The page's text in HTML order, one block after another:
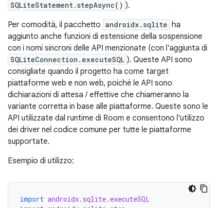
SQLiteStatement.stepAsync() ).
Per comodità, il pacchetto androidx.sqlite ha
aggiunto anche funzioni di estensione della sospensione
con i nomi sincroni delle API menzionate (con l'aggiunta di
SQLiteConnection.executeSQL ). Queste API sono
consigliate quando il progetto ha come target
piattaforme web e non web, poiché le API sono
dichiarazioni di attesa / effettive che chiameranno la
variante corretta in base alle piattaforme. Queste sono le
API utilizzate dal runtime di Room e consentono l'utilizzo
dei driver nel codice comune per tutte le piattaforme
supportate.
Esempio di utilizzo:
import androidx.sqlite.executeSQL